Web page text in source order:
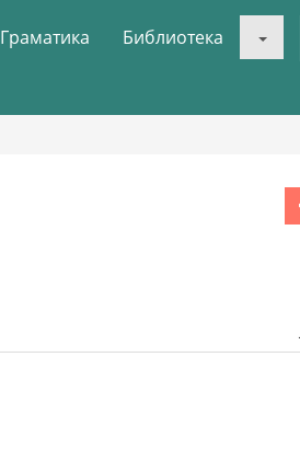
Граматика Библиотека